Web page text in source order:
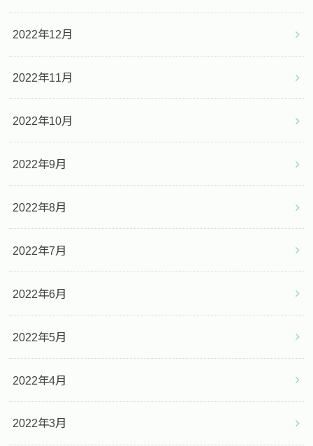
2022年12月
2022年11月
2022年10月
2022年9月
2022年8月
2022年7月
2022年6月
2022年5月
2022年4月
2022年3月